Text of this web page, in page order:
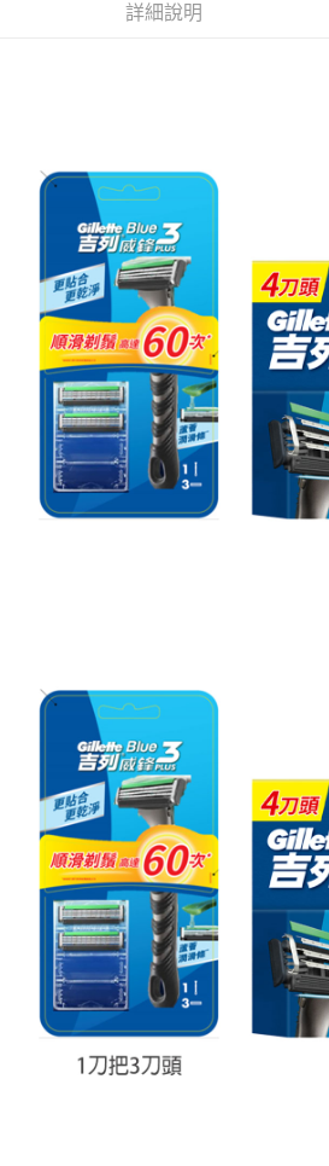
每筆NT$60，滿NT$599(含以上)免運費
每筆NT$120，滿NT$1,999(含以上)免運費
詳細說明